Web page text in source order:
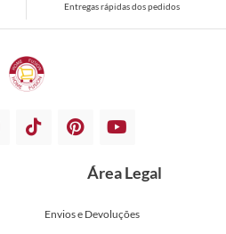
Entregas rápidas dos pedidos
Área Legal
Envios e Devoluções